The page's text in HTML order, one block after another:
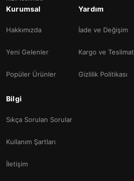
Kurumsal
Hakkımızda
Yeni Gelenler
Popüler Ürünler
Yardım
İade ve Değişim
Kargo ve Teslimat
Gizlilik Politikası
Bilgi
Sıkça Sorulan Sorular
Kullanım Şartları
İletişim